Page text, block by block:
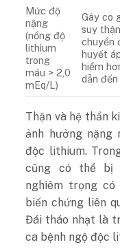
Mức độ
nặng
(nồng độ
lithium
trong
máu > 2,0
mEq/L)
Gây co
suy
chuyển
huyết
hiểm
dẫn
Thận và hệ thần
ảnh hưởng nặng
độc lithium.
cũng có thể bị
nghiêm trọng
biến chứng liên
Đái tháo nhạt là
ca bệnh ngộ độc